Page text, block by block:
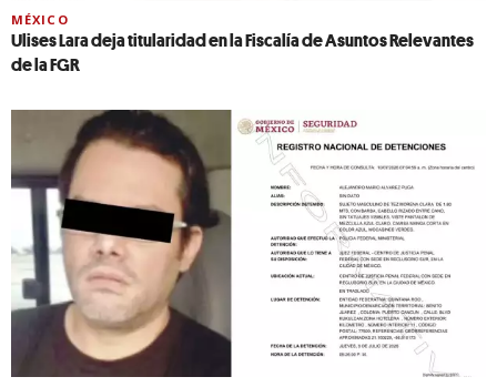
MÉXICO
Ulises Lara deja titularidad en la Fiscalía de Asuntos Relevantes
de la FGR